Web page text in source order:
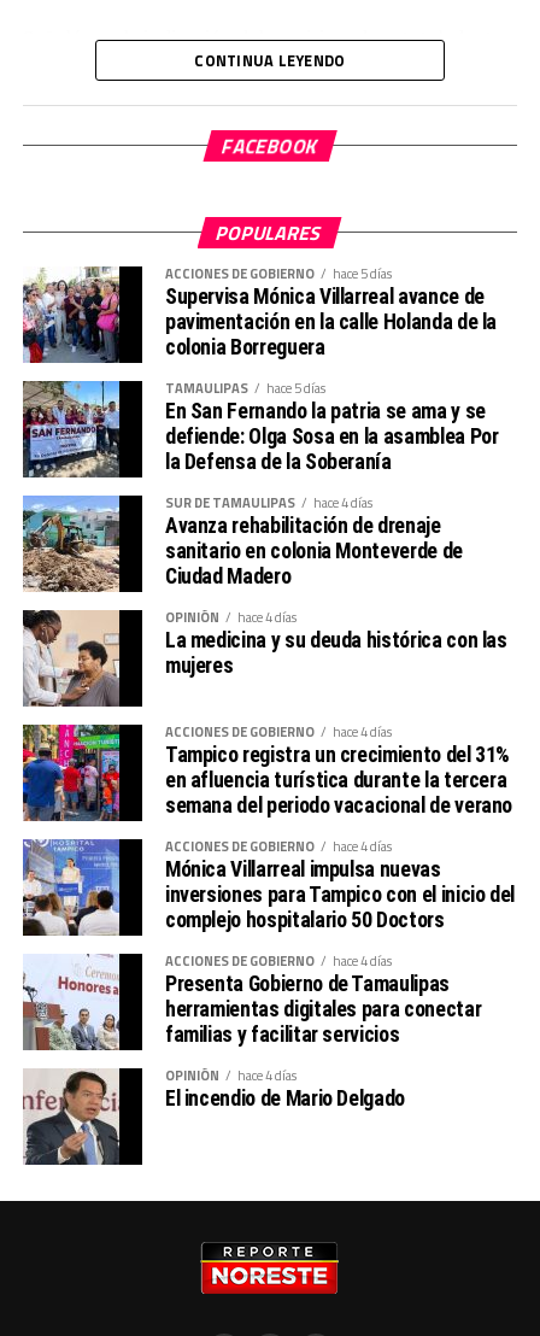
Señaló que la indicación del comisionado estatal, doctor
Mario Rubio Orcádiz, es fortalecer el acompañamiento a
con los requisitos antes de aplicar medidas correctivas.
Daniel Martínez Cano, delegado de Coepris en Altamira
Por ello, exhortó a quienes pretendan abrir un
consultorio o negocio relacionado con servicios de salud
a acercarse a la dependencia, donde a través del Centro
Integral de Servicios (CIS) pueden recibir asesoría y
conocer los trámites necesarios.
Manifestó que algunos procedimientos tienen costo,
como visitas a petición o licencias sanitarias, pero aclaró
que son pagos simbólicos que no superan los mil pesos y
se realizan directamente ante Finanzas del Gobierno del
Estado de Tamaulipas.
CONTINUA LEYENDO
FACEBOOK
POPULARES
ACCIONES DE GOBIERNO hace 5 días
Supervisa Mónica Villarreal avance de
pavimentación en la calle Holanda de la
colonia Borreguera
TAMAULIPAS hace 5 días
En San Fernando la patria se ama y se
defiende: Olga Sosa en la asamblea Por
la Defensa de la Soberanía
SUR DE TAMAULIPAS hace 4 días
Avanza rehabilitación de drenaje
sanitario en colonia Monteverde de
Ciudad Madero
OPINIÓN hace 4 días
La medicina y su deuda histórica con las
mujeres
ACCIONES DE GOBIERNO hace 4 días
Tampico registra un crecimiento del 31%
en afluencia turística durante la tercera
semana del periodo vacacional de verano
ACCIONES DE GOBIERNO hace 4 días
Mónica Villarreal impulsa nuevas
inversiones para Tampico con el inicio del
complejo hospitalario 50 Doctors
ACCIONES DE GOBIERNO hace 4 días
Presenta Gobierno de Tamaulipas
herramientas digitales para conectar
familias y facilitar servicios
OPINIÓN hace 4 días
El incendio de Mario Delgado